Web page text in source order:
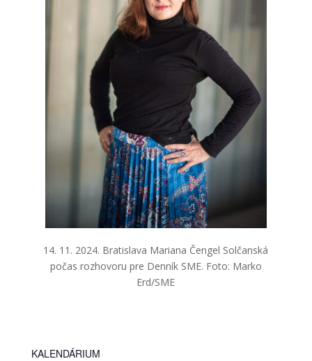
14. 11. 2024. Bratislava Mariana Čengel Solčanská
počas rozhovoru pre Denník SME. Foto: Marko
Erd/SME
KALENDÁRIUM